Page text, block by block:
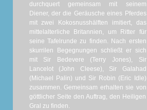
durchquert gemeinsam mit seinem
Diener, der die Geräusche eines Pferdes
mit zwei Kokosnusshälften imitiert, das
mittelalterliche Britannien, um Ritter für
seine Tafelrunde zu finden. Nach ersten
skurrilen Begegnungen schließt er sich
mit Sir Bedevere (Terry Jones), Sir
Lancelot (John Cleese), Sir Galahad
(Michael Palin) und Sir Robin (Eric Idle)
zusammen. Gemeinsam erhalten sie von
göttlicher Seite den Auftrag, den Heiligen
Gral zu finden.